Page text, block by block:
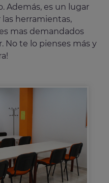
Además, es un lugar
herramientas,
mas demandados
No te lo pienses más y